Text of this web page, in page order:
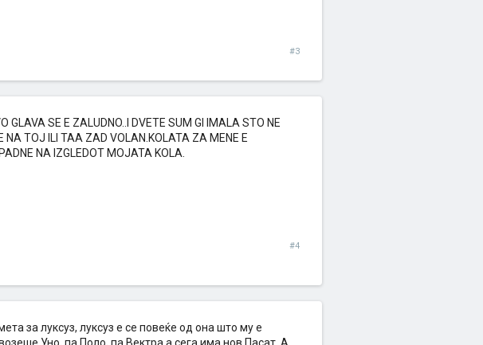
#3
SE E ZALUDNO..I DVETE SUM GI IMALA STO NE
NA TOJ ILI TAA ZAD VOLAN.KOLATA ZA MENE E
NA IZGLEDOT MOJATA KOLA.
#4
за луксуз, луксуз е се повеќе од она што му е